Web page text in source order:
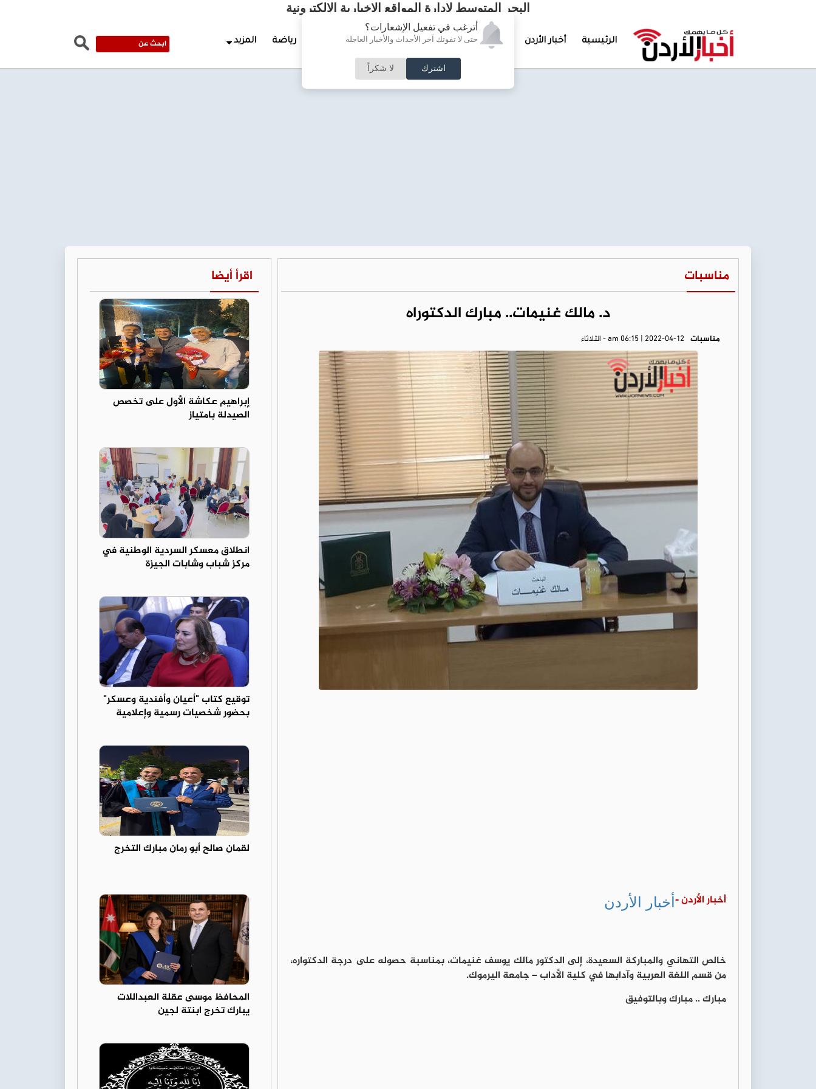
أترغب في تفعيل الإشعارات؟
حتى لا تفوتك آخر الأحداث والأخبار العاجلة
اشترك لا شكراً
البحر المتوسط لإدارة المواقع الإخبارية الالكترونية
الرئيسية أخبار الأردن تغطيات خاصة لقاء الأسبوع جرائم وحوادث رياضة المزيد
مناسبات
د. مالك غنيمات.. مبارك الدكتوراه
مناسبات am 06:15 | 2022-04-12 - الثلاثاء
أخبار الأردن -أخبار الأردن
خالص التهاني والمباركة السعيدة، إلى الدكتور مالك يوسف غنيمات، بمناسبة حصوله على درجة الدكتواره،
من قسم اللغة العربية وآدابها في كلية الأداب – جامعة اليرموك.
مبارك .. مبارك وبالتوفيق
اقرأ أيضا
إبراهيم عكاشة الأول على تخصص
الصيدلة بامتياز
انطلاق معسكر السردية الوطنية في
مركز شباب وشابات الجيزة
توقيع كتاب "أعيان وأفندية وعسكر"
بحضور شخصيات رسمية وإعلامية
لقمان صالح أبو رمان مبارك التخرج
المحافظ موسى عقلة العبداللات
يبارك تخرج ابنتة لجين